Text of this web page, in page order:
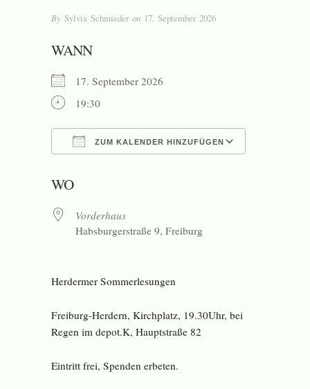
By Sylvia Schmieder on 17. September 2026
WANN
17. September 2026
19:30
ZUM KALENDER HINZUFÜGEN
WO
Vorderhaus
Habsburgerstraße 9, Freiburg
Herdermer Sommerlesungen
Freiburg-Herdern, Kirchplatz, 19.30Uhr, bei
Regen im depot.K, Hauptstraße 82
Eintritt frei, Spenden erbeten.